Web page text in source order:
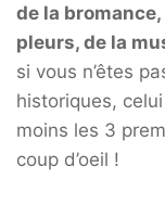
de la
pleurs, de la
si vous n’êtes
historiques,
moins les 3
coup d’oeil !